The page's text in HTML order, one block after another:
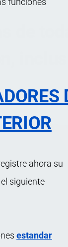
ahora su
siguiente
estandar
de